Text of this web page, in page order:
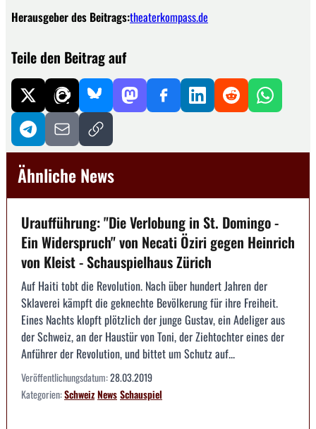
Herausgeber des Beitrags:theaterkompass.de
Teile den Beitrag auf
Ähnliche News
Uraufführung: "Die Verlobung in St. Domingo -
Ein Widerspruch" von Necati Öziri gegen Heinrich
von Kleist - Schauspielhaus Zürich
Auf Haiti tobt die Revolution. Nach über hundert Jahren der
Sklaverei kämpft die geknechte Bevölkerung für ihre Freiheit.
Eines Nachts klopft plötzlich der junge Gustav, ein Adeliger aus
der Schweiz, an der Haustür von Toni, der Ziehtochter eines der
Anführer der Revolution, und bittet um Schutz auf...
Veröffentlichungsdatum:28.03.2019
Kategorien:SchweizNewsSchauspiel